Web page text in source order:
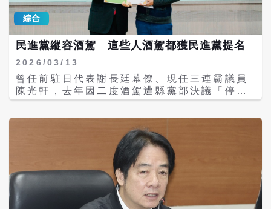
前私人往事 鄭朝方近期遭遇的金流質疑並非首
次。今年3月，竹東「至善莊園」土地開發案
爆發爭議，外界關注鄭朝方及父親鄭永金與商
人徐翊銘、圓方公司之間的土地合作及資金往
來。 依當時公開報導，圓方公司主張，雙方合
款，並提出部分匯款紀錄。其中2013年2月有
1500萬元匯入鄭朝方合作金庫帳戶，2014年
行紀錄合計就超過3700萬元。圓方公司另稱，
還曾透過現金、借款及代為清償貸款等方式投
入資金，總額超過2億元。 據知，竹東「至善
莊園」土地開發案占地逾5萬坪，鄭家與相關
合作夥伴過去曾進行土地整合，原規劃興建
248棟高級別墅，但開發案因合作糾紛及相關
訴訟陷入停滯，並未完成原規劃的住宅開發。
面對相關質疑，鄭朝方當時回應指出，這些事
民，也容易同理特務機關的統治需求，兩者史
觀截然不同。 事實上，這波線民風暴已並非首
例。先前民進黨前立委黃國書就曾坦承在大學
時代「被迫協助情治單位政治搜集工作」，隨
連任以示負責。 此外，坊間也盛傳多名未曝光
的泛綠陣營前公職也是當時俗稱「光明使者」
的線民，甚至點名名嘴郭正亮。不過，郭正亮
已在政論節目中嚴正否認，表示自己雖曾與國
安局有所接觸，但僅止於學術性的情報與情勢
分析，絕非如傳言所說，協助調查局在校園內
監控特定「人」的行蹤。
亮認為，英文這樣回答就是表示不認同，「黃
仁勳2年來台5次，從未拜訪過賴清德，反倒是
和蔣萬安見過3到4次面，青鳥是不是要發
瘋？」 郭正亮稱，黃仁勳不願意見賴清德，就
是因為不覺得賴清德是在建設國家的人，而蔣
萬安是，黃仁勳感受到了蔣萬安和李四川用盡
全力要將輝達海外總部留在台北，黃仁勳至今
不願見賴清德，才是賴清德最大的危機，「賴
清德從不自我反省，只會覺得川普不理他，都
作人員感到呼吸道強烈不適，更讓她揪心的
是，現場多位單純來逛街、享受週末夜晚的無
辜市民朋友，也因此受到波及與驚嚇。 劉芩妤
指出，公共夜市本該是家長帶著孩子、情侶散
步的安心場所，如今卻成為暴力滋事的現場；
對公共安全的公然挑釁。 「我們可以政見不
同，但絕不能容忍暴力。」劉芩妤強調。 事件
害志工前往警六分局完成報案程序，盼透過司
法程序追究責任，釐清事件經過。 民眾黨方面
也表示，選舉活動應在安全與理性基礎下進
行，此次事件除影響志工及團隊成員，也造成
商圈內消費民眾受到波及，相關行為恐已對公
共秩序與社會安全構成威脅。 台中警方則表
示，目前已掌握相關情資，待正式受理報案
後，將調閱逢甲商圈周邊路口監視器畫面，針
綜合
民進黨縱容酒駕 這些人酒駕都獲民進黨提名
2026/03/13
曾任前駐日代表謝長廷幕僚、現任三連霸議員
陳光軒，去年因二度酒駕遭縣黨部決議「停權
3年」，然而，陳光軒本月11日卻高調現身黨
進黨「酒駕零容忍」是在打假球。事實上，除
了陳光軒外，民進黨重用「酒駕者」已非首
例，郭正亮、谷辣斯尤達卡（Kolas
Yotaka）都在有酒駕紀錄的前提下，獲民進黨
提名並成功擔任不分區立委；對此，民眾黨新
北市議員參選人陳彥廷向《梅花新聞網》表
示，雖尊重他黨的機制，但酒駕是非常不好的